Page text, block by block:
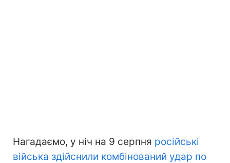
Нагадаємо, у ніч на 9 серпня російські
війська здійснили комбінований удар по